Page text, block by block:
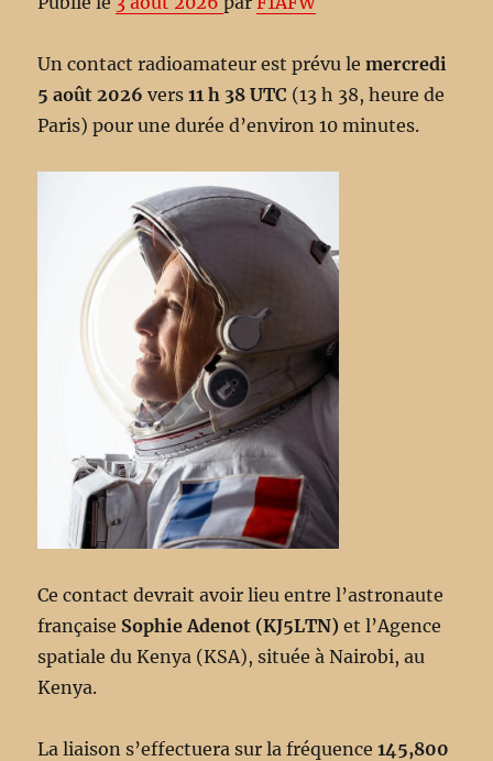
Un contact radioamateur est prévu lemercredi
5 août 2026 vers11 h 38 UTC (13 h 38, heure de
Paris) pour une durée d’environ 10 minutes.
Ce contact devrait avoir lieu entre l’astronaute
française Sophie Adenot (KJ5LTN) et l’Agence
spatiale du Kenya (KSA), située à Nairobi, au
Kenya.
La liaison s’effectuera sur la fréquence145,800